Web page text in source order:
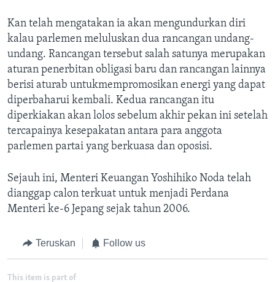
Kan telah mengatakan ia akan mengundurkan diri
kalau parlemen meluluskan dua rancangan undang-
undang. Rancangan tersebut salah satunya merupakan
aturan penerbitan obligasi baru dan rancangan lainnya
berisi aturab untukmempromosikan energi yang dapat
diperbaharui kembali. Kedua rancangan itu
diperkiakan akan lolos sebelum akhir pekan ini setelah
tercapainya kesepakatan antara para anggota
parlemen partai yang berkuasa dan oposisi.
Sejauh ini, Menteri Keuangan Yoshihiko Noda telah
dianggap calon terkuat untuk menjadi Perdana
Menteri ke-6 Jepang sejak tahun 2006.
Teruskan Follow us
This item is part of